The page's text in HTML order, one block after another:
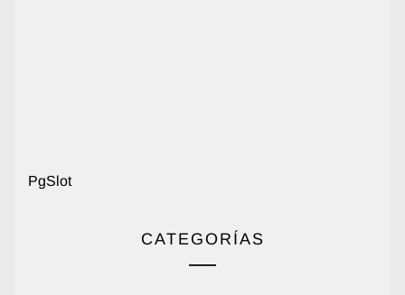
PgSlot
CATEGORÍAS